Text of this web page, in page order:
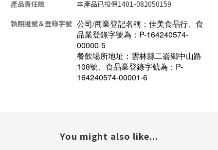
產品責任險
本產品已投保1401-082050159
執照證號＆登錄字號 公司/商業登記名稱：佳美食品行、食
品業登錄字號為：P-164240574-
00000-5
餐飲場所地址：雲林縣二崙鄉中山路
108號、食品業登錄字號為：P-
164240574-00001-6
You might also like...